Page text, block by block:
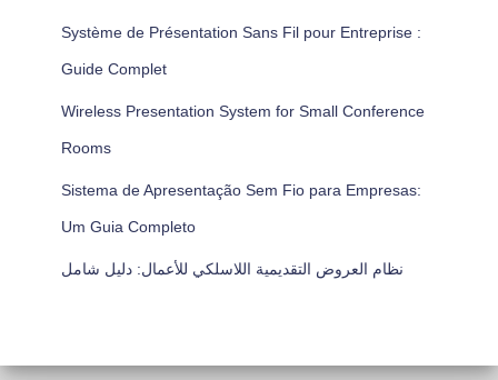
Système de Présentation Sans Fil pour Entreprise :
Guide Complet
Wireless Presentation System for Small Conference
Rooms
Sistema de Apresentação Sem Fio para Empresas:
Um Guia Completo
نظام العروض التقديمية اللاسلكي للأعمال: دليل شامل